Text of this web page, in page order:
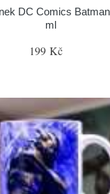
DC Comics
ml
199 Kč